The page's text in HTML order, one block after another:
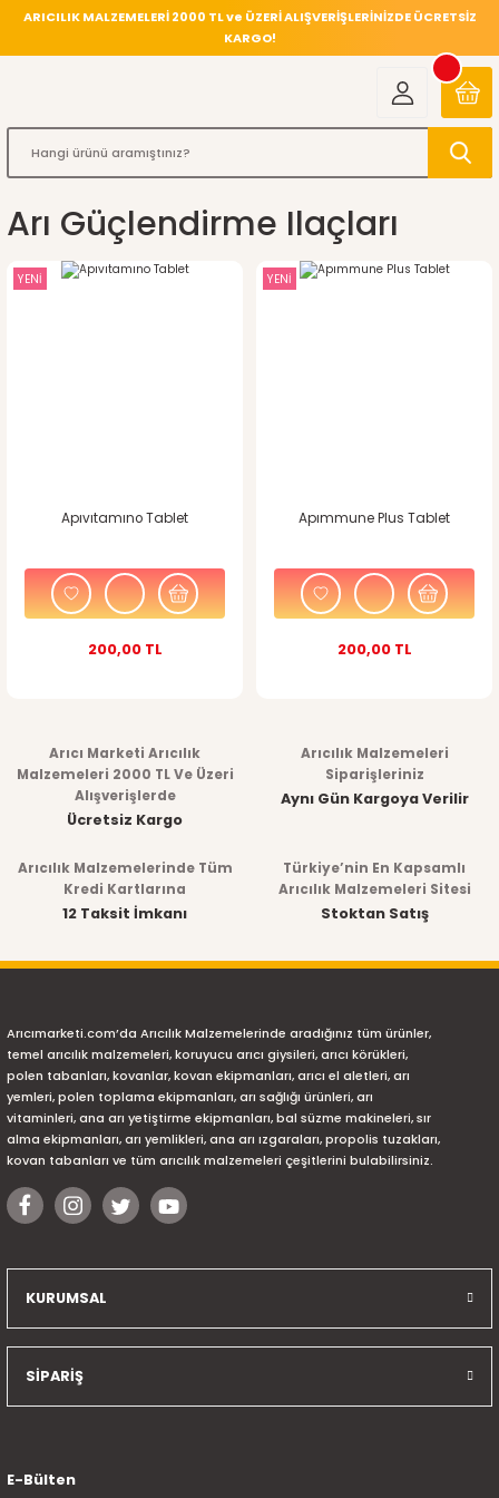
ARICILIK MALZEMELERİ 2000 TL ve ÜZERİ ALIŞVERİŞLERİNİZDE ÜCRETSİZ
KARGO!
Arı Güçlendirme Ilaçları
YENİ
Apıvıtamıno Tablet
200,00 TL
YENİ
Apımmune Plus Tablet
200,00 TL
Arıcı Marketi Arıcılık
Malzemeleri 2000 TL Ve Üzeri
Alışverişlerde
Ücretsiz Kargo
Arıcılık Malzemeleri
Siparişleriniz
Aynı Gün Kargoya Verilir
Arıcılık Malzemelerinde Tüm
Kredi Kartlarına
12 Taksit İmkanı
Türkiye’nin En Kapsamlı
Arıcılık Malzemeleri Sitesi
Stoktan Satış
Arıcımarketi.com’da Arıcılık Malzemelerinde aradığınız tüm ürünler,
temel arıcılık malzemeleri, koruyucu arıcı giysileri, arıcı körükleri,
polen tabanları, kovanlar, kovan ekipmanları, arıcı el aletleri, arı
yemleri, polen toplama ekipmanları, arı sağlığı ürünleri, arı
vitaminleri, ana arı yetiştirme ekipmanları, bal süzme makineleri, sır
alma ekipmanları, arı yemlikleri, ana arı ızgaraları, propolis tuzakları,
kovan tabanları ve tüm arıcılık malzemeleri çeşitlerini bulabilirsiniz.
KURUMSAL
SİPARİŞ
E-Bülten